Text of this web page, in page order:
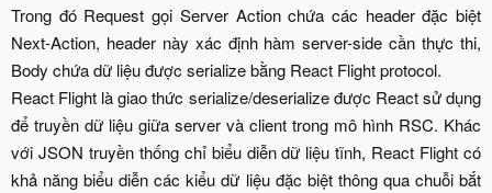
Trong đó Request gọi Server Action chứa các header đặc biệt
Next-Action, header này xác định hàm server-side cần thực thi,
Body chứa dữ liệu được serialize bằng React Flight protocol.
React Flight là giao thức serialize/deserialize được React sử dụng
để truyền dữ liệu giữa server và client trong mô hình RSC. Khác
với JSON truyền thống chỉ biểu diễn dữ liệu tĩnh, React Flight có
khả năng biểu diễn các kiểu dữ liệu đặc biệt thông qua chuỗi bắt